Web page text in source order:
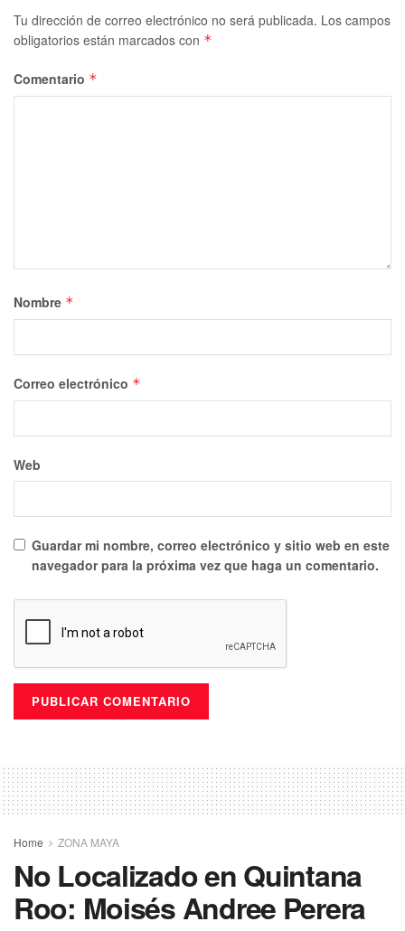
Tu dirección de correo electrónico no será publicada. Los campos
obligatorios están marcados con *
Comentario *
Nombre *
Correo electrónico *
Web
Guardar mi nombre, correo electrónico y sitio web en este
navegador para la próxima vez que haga un comentario.
Home ZONA MAYA
No Localizado en Quintana
Roo: Moisés Andree Perera